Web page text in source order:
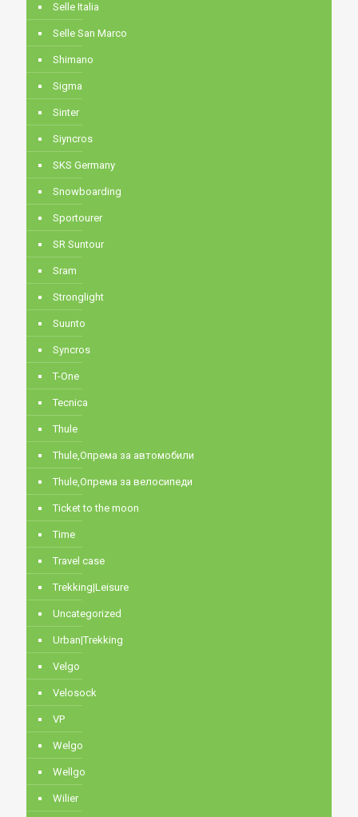
Selle Italia
Selle San Marco
Shimano
Sigma
Sinter
Siyncros
SKS Germany
Snowboarding
Sportourer
SR Suntour
Sram
Stronglight
Suunto
Syncros
T-One
Tecnica
Thule
Thule,Опрема за автомобили
Thule,Опрема за велосипеди
Ticket to the moon
Time
Travel case
Trekking|Leisure
Uncategorized
Urban|Trekking
Velgo
Velosock
VP
Welgo
Wellgo
Wilier